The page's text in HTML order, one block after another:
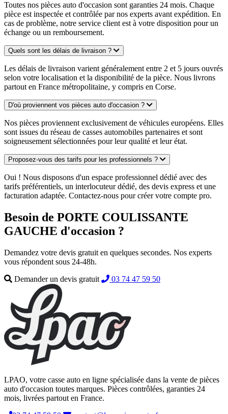
Toutes nos pièces auto d'occasion sont garanties 24 mois. Chaque
pièce est inspectée et contrôlée par nos experts avant expédition. En
cas de problème, notre service client est à votre disposition pour un
échange ou un remboursement.
Quels sont les délais de livraison ?
Les délais de livraison varient généralement entre 2 et 5 jours ouvrés
selon votre localisation et la disponibilité de la pièce. Nous livrons
partout en France métropolitaine, y compris en Corse.
D'où proviennent vos pièces auto d'occasion ?
Nos pièces proviennent exclusivement de véhicules européens. Elles
sont issues du réseau de casses automobiles partenaires et sont
soigneusement sélectionnées pour leur qualité et leur état.
Proposez-vous des tarifs pour les professionnels ?
Oui ! Nous disposons d'un espace professionnel dédié avec des
tarifs préférentiels, un interlocuteur dédié, des devis express et une
facturation adaptée. Contactez-nous pour créer votre compte pro.
Besoin de PORTE COULISSANTE
GAUCHE d'occasion ?
Demandez votre devis gratuit en quelques secondes. Nos experts
vous répondent sous 24-48h.
Demander un devis gratuit
03 74 47 59 50
LPAO, votre casse auto en ligne spécialisée dans la vente de pièces
auto d'occasion toutes marques. Pièces contrôlées, garanties 24
mois, livrées partout en France.